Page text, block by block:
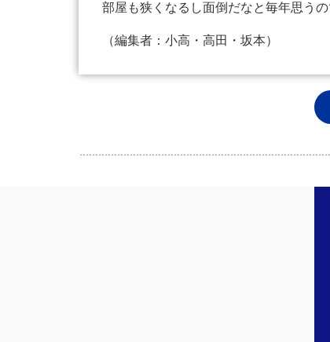
部屋も狭くなるし面倒だなと毎年思う
（編集者：小高・高田・坂本）